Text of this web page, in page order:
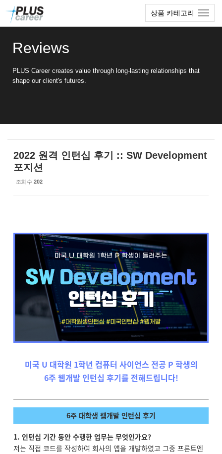
상품 카테고리
Reviews
PLUS Career creates value through long-lasting relationships that
shape our client's futures.
2022 원격 인턴십 후기 :: SW Development
포지션
조회 수 202
미국 U 대학원 1학년 컴퓨터 사이언스 전공 P 학생의
6주 웹개발 인턴십 후기를 전해드립니다!
6주 대학생 웹개발 인턴십 후기
1. 인턴십 기간 동안 수행한 업무는 무엇인가요?
저는 직접 코드를 작성하여 회사의 앱을 개발하였고 그중 프론트엔